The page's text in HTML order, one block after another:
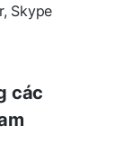
Skype
các